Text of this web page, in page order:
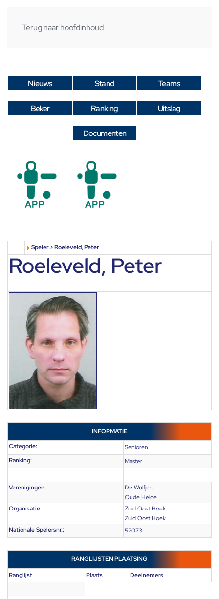
Terug naar hoofdinhoud
Nieuws Stand Teams
Beker Ranking Uitslag
Documenten
Speler > Roeleveld, Peter
Roeleveld, Peter
INFORMATIE
Categorie:
Senioren
Ranking:
Master
Verenigingen:
De Wolfjes
Oude Heide
Organisatie:
Zuid Oost Hoek
Zuid Oost Hoek
Nationale Spelersnr.:
52073
RANGLIJSTEN PLAATSING
Ranglijst Plaats Deelnemers